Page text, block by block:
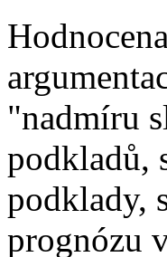
"nadmíru
podkladů,
podklady,
prognózu